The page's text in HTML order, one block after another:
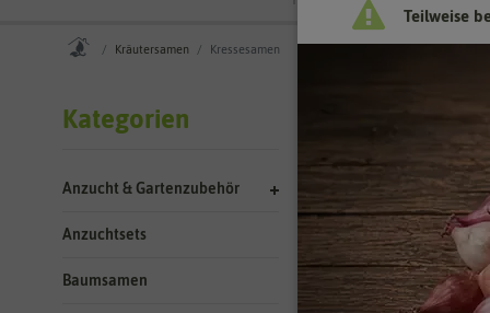
Kräutersamen Kressesamen
Kategorien
Anzucht & Gartenzubehör
Anzuchtsets
Baumsamen
Kresse –
Es gibt wohl kein
werden. Sie
vielen Gerichten
Boden und Pflege.
Teilweise